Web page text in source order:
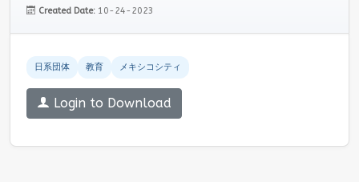
Created Date: 10-24-2023
日系団体 教育 メキシコシティ
Login to Download